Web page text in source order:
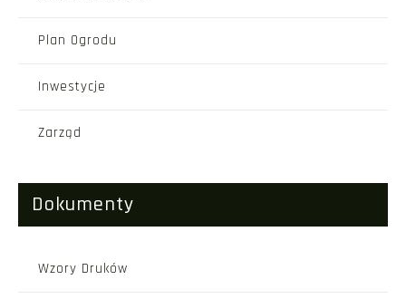
Plan Ogrodu
Inwestycje
Zarząd
Dokumenty
Wzory Druków